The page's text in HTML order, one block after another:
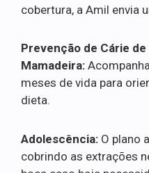
cobertura, a Amil envia
Prevenção de Cárie de
Mamadeira:
meses de vida para
dieta.
Adolescência: O plano
cobrindo as extrações